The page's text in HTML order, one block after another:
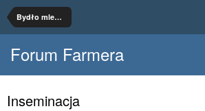
Bydło mleczne
Forum Farmera
Inseminacja